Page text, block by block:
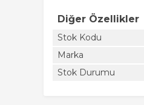
Diğer Özellikler
Stok Kodu
Marka
Stok Durumu